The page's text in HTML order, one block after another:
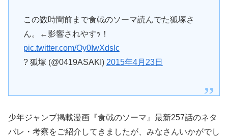
この数時間前まで食戟のソーマ読んでた狐塚さ
ん。←影響されやすｯ！
pic.twitter.com/Oy0IwXdslc
? 狐塚 (@0419ASAKI) 2015年4月23日
少年ジャンプ掲載漫画『食戟のソーマ』最新257話のネタ
バレ・考察をご紹介してきましたが、みなさんいかがでし